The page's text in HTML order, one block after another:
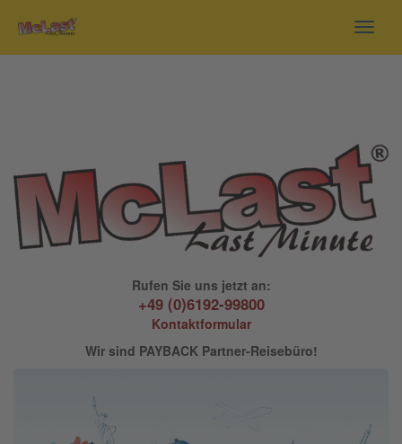
Rufen Sie uns jetzt an:
+49 (0)6192-99800
Kontaktformular
Wir sind PAYBACK Partner-Reisebüro!